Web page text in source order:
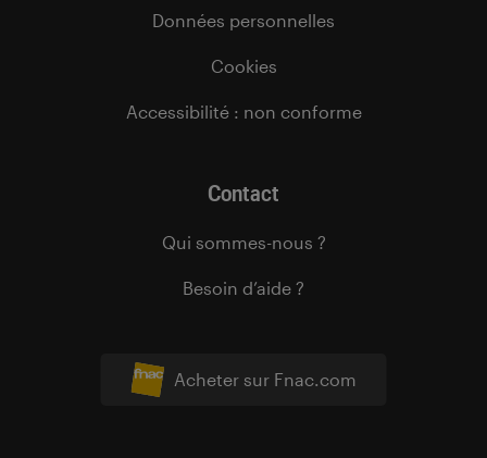
Acheter sur Fnac.com
Données personnelles
Cookies
Accessibilité : non conforme
Contact
Qui sommes-nous ?
Besoin d’aide ?